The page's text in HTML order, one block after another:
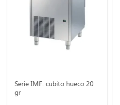
Serie IMF: cubito hueco 20
gr